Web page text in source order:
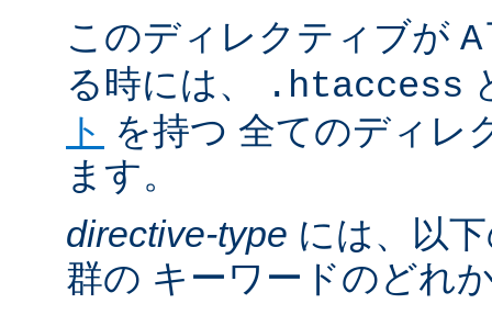
このディレクティブが
る時には、
.htaccess
ト を持つ 全てのディレ
ます。
directive-type には、以
群の キーワードのどれ